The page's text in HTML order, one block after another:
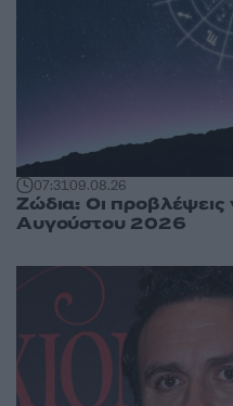
07:3109.08.26
Ζώδια: Οι
Αυγούστου 2026